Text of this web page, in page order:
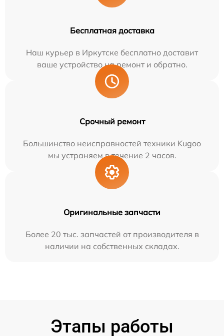
Бесплатная доставка
Наш курьер в Иркутске бесплатно доставит
ваше устройство на ремонт и обратно.
Срочный ремонт
Большинство неисправностей техники Kugoo
мы устраняем в течение 2 часов.
Оригинальные запчасти
Более 20 тыс. запчастей от производителя в
наличии на собственных складах.
Этапы работы